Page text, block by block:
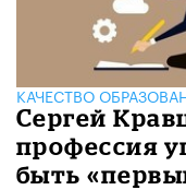
КАЧЕСТВО
Сергей
профессия
быть